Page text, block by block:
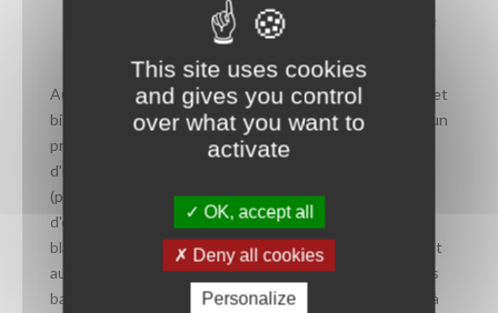
Prochaine
Au sein d'une petite résidence des années 2000 calme et
bien entretenue, découvrez ce T2 lumineux, idéal pour un
premier achat ou un investissement. Vous profiterez
d'une pièce de vie avec cuisine aménagée et équipée
(plaque et hotte), d'une chambre séparée et d'une salle
d'eau avec WC, qui sera prochainement repeinte en
blanc. La copropriété offre un réel atout : un accès direct
aux bords de Sèvre par un petit portillon, parfait pour les
balades du quotidien. Les commerces sont accessibles à
This site uses cookies
and gives you control
over what you want to
activate
OK, accept all
Deny all cookies
Personalize